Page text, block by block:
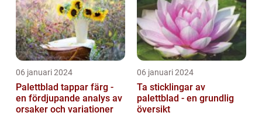
06 januari 2024
Palettblad tappar färg -
en fördjupande analys av
orsaker och variationer
06 januari 2024
Ta sticklingar av
palettblad - en grundlig
översikt